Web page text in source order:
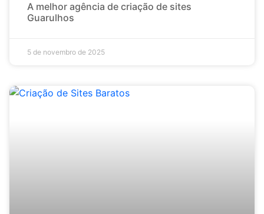
A melhor agência de criação de sites
Guarulhos
5 de novembro de 2025